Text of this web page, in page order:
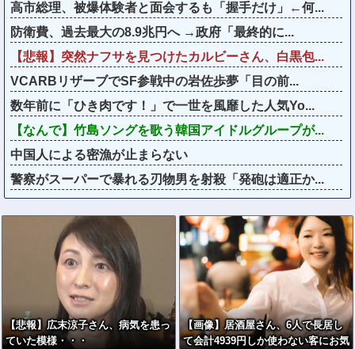
高市総理、被爆体験者と面会するも「握手だけ」←何...
防衛費、過去最大の8.9兆円へ →政府「最終的に...
【悲報】突然ナフサを見つけたカルビーさん、白黒包...
VCARBリザーブでSF参戦中の岩佐歩夢「目の前...
数年前に「ひき肉です！」で一世を風靡した人気Yo...
【なんで】竹島ソングを歌う韓国アイドルグループが...
中国人による密漁が止まらない
警察がスーパーで暴れる刃物男を射殺「発砲は適正か...
【悲報】広末涼子さん、病気を患っ
ていた模様・・・
【画像】居酒屋さん、6人で長居し
て会計4939円しか使わない客にお気